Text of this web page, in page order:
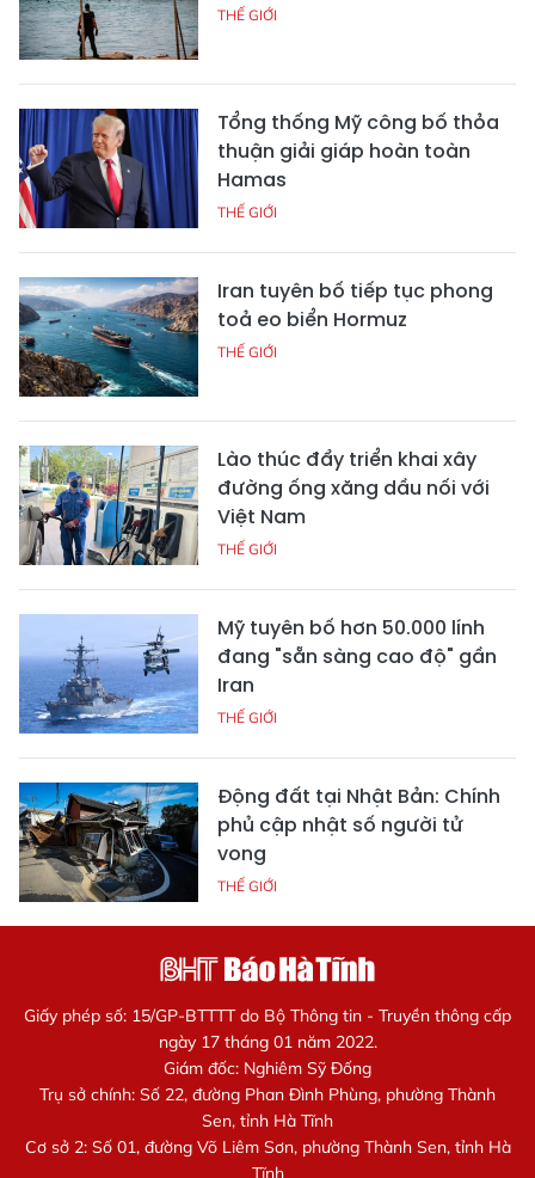
THẾ GIỚI
Tổng thống Mỹ công bố thỏa
thuận giải giáp hoàn toàn
Hamas
THẾ GIỚI
Iran tuyên bố tiếp tục phong
toả eo biển Hormuz
THẾ GIỚI
Lào thúc đẩy triển khai xây
đường ống xăng dầu nối với
Việt Nam
THẾ GIỚI
Mỹ tuyên bố hơn 50.000 lính
đang "sẵn sàng cao độ" gần
Iran
THẾ GIỚI
Động đất tại Nhật Bản: Chính
phủ cập nhật số người tử
vong
THẾ GIỚI
Giấy phép số: 15/GP-BTTTT do Bộ Thông tin - Truyền thông cấp
ngày 17 tháng 01 năm 2022.
Giám đốc: Nghiêm Sỹ Đống
Trụ sở chính: Số 22, đường Phan Đình Phùng, phường Thành
Sen, tỉnh Hà Tĩnh
Cơ sở 2: Số 01, đường Võ Liêm Sơn, phường Thành Sen, tỉnh Hà
Tĩnh